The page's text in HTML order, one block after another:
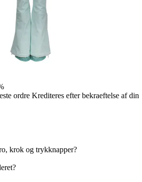
ordre Krediteres efter bekraeftelse af din
krok og trykknapper?